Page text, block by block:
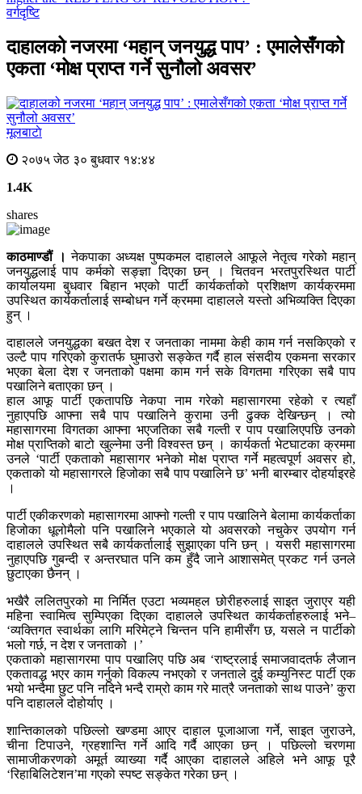
वर्गदृष्टि
दाहालको नजरमा ‘महान् जनयुद्ध पाप’ : एमालेसँगको
एकता ‘मोक्ष प्राप्त गर्ने सुनौलो अवसर’
मूलबाटाे
२०७५ जेठ ३० बुधवार १४:४४
1.4K
shares
काठमाण्डौं । नेकपाका अध्यक्ष पुष्पकमल दाहालले आफूले नेतृत्व गरेको महान्
जनयुद्धलाई पाप कर्मको सङ्ज्ञा दिएका छन् । चितवन भरतपुरस्थित पार्टी
कार्यालयमा बुधवार बिहान भएको पार्टी कार्यकर्ताको प्रशिक्षण कार्यक्रममा
उपस्थित कार्यकर्तालाई सम्बोधन गर्ने क्रममा दाहालले यस्तो अभिव्यक्ति दिएका
हुन् ।
दाहालले जनयुद्धका बखत देश र जनताका नाममा केही काम गर्न नसकिएको र
उल्टै पाप गरिएको कुरातर्फ घुमाउरो सङ्केत गर्दै हाल संसदीय एकमना सरकार
भएका बेला देश र जनताको पक्षमा काम गर्न सके विगतमा गरिएका सबै पाप
पखालिने बताएका छन् ।
हाल आफू पार्टी एकतापछि नेकपा नाम गरेको महासागरमा रहेको र त्यहाँ
नुहाएपछि आफ्ना सबै पाप पखालिने कुरामा उनी ढुक्क देखिन्छन् । त्यो
महासागरमा विगतका आफ्ना भएजतिका सबै गल्ती र पाप पखालिएपछि उनको
मोक्ष प्राप्तिको बाटो खुल्नेमा उनी विश्वस्त छन् । कार्यकर्ता भेटघाटका क्रममा
उनले ‘पार्टी एकताको महासागर भनेको मोक्ष प्राप्त गर्ने महत्वपूर्ण अवसर हो,
एकताको यो महासागरले हिजोका सबै पाप पखालिने छ’ भनी बारम्बार दोहर्याइरहे
।
पार्टी एकीकरणको महासागरमा आफ्नो गल्ती र पाप पखालिने बेलामा कार्यकर्ताका
हिजोका धूलोमैलो पनि पखालिने भएकाले यो अवसरको नचुकेर उपयोग गर्न
दाहालले उपस्थित सबै कार्यकर्तालाई सुझाएका पनि छन् । यसरी महासागरमा
नुहाएपछि गुबन्दी र अन्तरघात पनि कम हुँदै जाने आशासमेत् प्रकट गर्न उनले
छुटाएका छैनन् ।
भखैरै ललितपुरको मा निर्मित एउटा भव्यमहल छोरीहरुलाई साइत जुराएर यही
महिना स्वामित्व सुम्पिएका दिएका दाहालले उपस्थित कार्यकर्ताहरुलाई भने–
‘व्यक्तिगत स्वार्थका लागि मरिमेट्ने चिन्तन पनि हामीसँग छ, यसले न पार्टीको
भलो गर्छ, न देश र जनताको ।’
एकताको महासागरमा पाप पखालिए पछि अब ‘राष्ट्रलाई समाजवादतर्फ लैजान
एकतावद्ध भएर काम गर्नुको विकल्प नभएको र जनताले दुई कम्युनिस्ट पार्टी एक
भयो भन्दैमा छुट पनि नदिने भन्दै राम्रो काम गरे मात्रै जनताको साथ पाउने’ कुरा
पनि दाहालले दोहोर्याए ।
शान्तिकालको पछिल्लो खण्डमा आएर दाहाल पूजाआजा गर्ने, साइत जुराउने,
चीना टिपाउने, ग्रहशान्ति गर्ने आदि गर्दै आएका छन् । पछिल्लो चरणमा
सामाजीकरणको अमूर्त व्याख्या गर्दै आएका दाहालले अहिले भने आफू पूरै
‘रिहाबिलिटेशन’मा गएको स्पष्ट सङ्केत गरेका छन् ।